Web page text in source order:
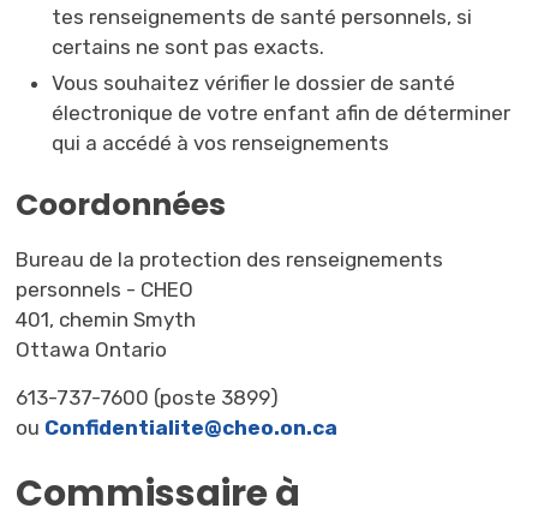
tes renseignements de santé personnels, si
certains ne sont pas exacts.
Vous souhaitez vérifier le dossier de santé
électronique de votre enfant afin de déterminer
qui a accédé à vos renseignements
Coordonnées
Bureau de la protection des renseignements
personnels - CHEO
401, chemin Smyth
Ottawa Ontario
613-737-7600 (poste 3899)
ou Confidentialite@cheo.on.ca
Commissaire à